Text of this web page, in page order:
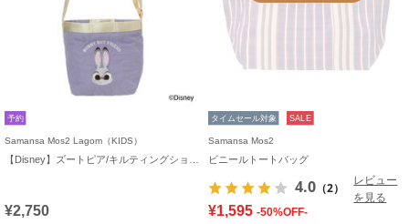
予約
Samansa Mos2 Lagom（KIDS）
¥2,750
タイムセール対象 SALE
Samansa Mos2
ビニールトートバッグ
4.0 （2）
レビュー
を見る
¥1,595 -50%OFF-